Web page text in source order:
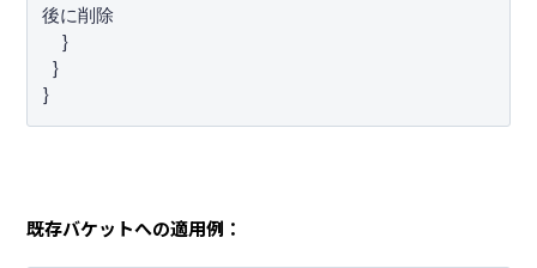
後に削除
}
既存バケットへの適用例：